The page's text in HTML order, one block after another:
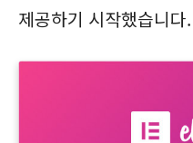
제공하기 시작했습니다.